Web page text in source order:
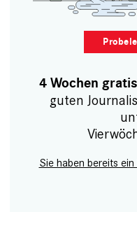
4 Wochen
guten
Sie haben bereits